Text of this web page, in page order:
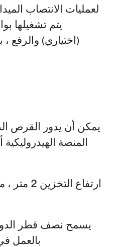
لعمليات الانتصاب
يتم تشغيلها
(اختياري)
المنصة الهيدروليكية
ارتفاع
يسمح نصف قطر
بالعمل